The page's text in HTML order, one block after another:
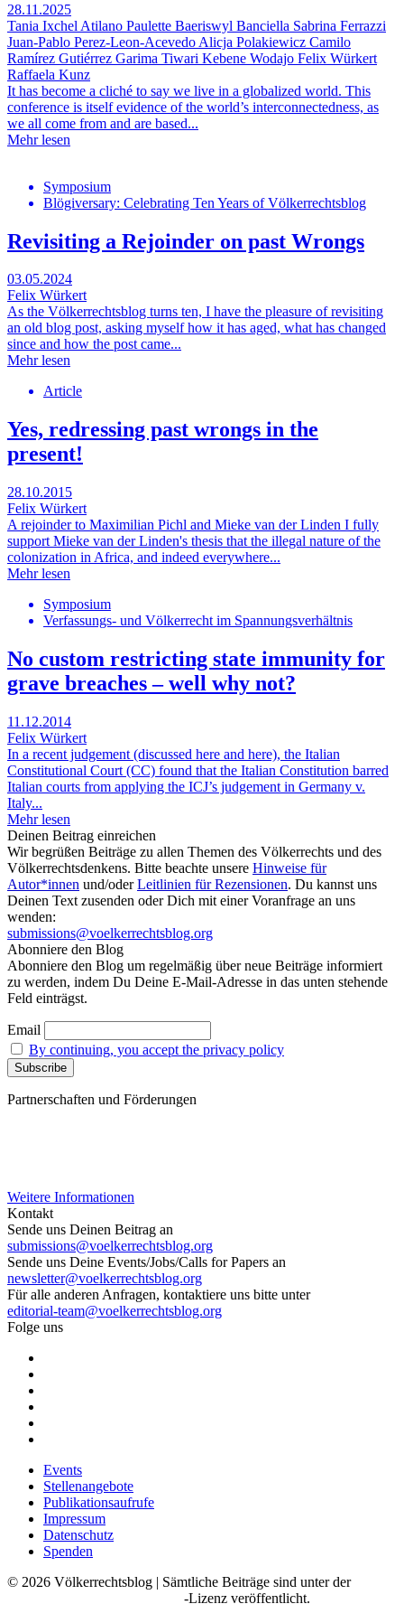
28.11.2025
Tania Ixchel Atilano Paulette Baeriswyl Banciella Sabrina Ferrazzi
Juan-Pablo Perez-Leon-Acevedo Alicja Polakiewicz Camilo
Ramírez Gutiérrez Garima Tiwari Kebene Wodajo Felix Würkert
Raffaela Kunz
It has become a cliché to say we live in a globalized world. This
conference is itself evidence of the world’s interconnectedness, as
we all come from and are based...
Mehr lesen
Symposium
Blögiversary: Celebrating Ten Years of Völkerrechtsblog
Revisiting a Rejoinder on past Wrongs
03.05.2024
Felix Würkert
As the Völkerrechtsblog turns ten, I have the pleasure of revisiting
an old blog post, asking myself how it has aged, what has changed
since and how the post came...
Mehr lesen
Article
Yes, redressing past wrongs in the
present!
28.10.2015
Felix Würkert
A rejoinder to Maximilian Pichl and Mieke van der Linden I fully
support Mieke van der Linden's thesis that the illegal nature of the
colonization in Africa, and indeed everywhere...
Mehr lesen
Symposium
Verfassungs- und Völkerrecht im Spannungsverhältnis
No custom restricting state immunity for
grave breaches ‒ well why not?
11.12.2014
Felix Würkert
In a recent judgement (discussed here and here), the Italian
Constitutional Court (CC) found that the Italian Constitution barred
Italian courts from applying the ICJ’s judgement in Germany v.
Italy...
Mehr lesen
Deinen Beitrag einreichen
Wir begrüßen Beiträge zu allen Themen des Völkerrechts und des
Völkerrechtsdenkens. Bitte beachte unsere Hinweise für
Autor*innen und/oderLeitlinien für Rezensionen. Du kannst uns
Deinen Text zusenden oder Dich mit einer Voranfrage an uns
wenden:
submissions@voelkerrechtsblog.org
Abonniere den Blog
Abonniere den Blog um regelmäßig über neue Beiträge informiert
zu werden, indem Du Deine E-Mail-Adresse in das unten stehende
Feld einträgst.
Email
By continuing, you accept the privacy policy
Partnerschaften und Förderungen
Weitere Informationen
Kontakt
Sende uns Deinen Beitrag an
submissions@voelkerrechtsblog.org
Sende uns Deine Events/Jobs/Calls for Papers an
newsletter@voelkerrechtsblog.org
Für alle anderen Anfragen, kontaktiere uns bitte unter
editorial-team@voelkerrechtsblog.org
Folge uns
Events
Stellenangebote
Publikationsaufrufe
Impressum
Datenschutz
Spenden
© 2026 Völkerrechtsblog | Sämtliche Beiträge sind unter der
-Lizenz veröffentlicht.